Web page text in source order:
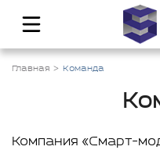
Главная Команда
Компания «Смарт-